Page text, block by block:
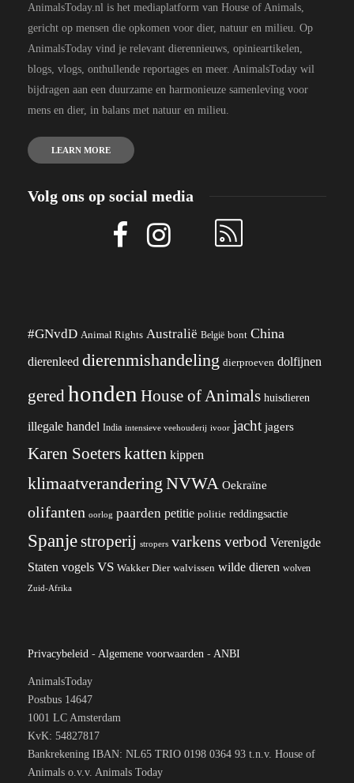
AnimalsToday.nl is het mediaplatform van House of Animals,
gericht op mensen die opkomen voor dier, natuur en milieu. Op
AnimalsToday vind je relevant dierennieuws, opinieartikelen,
blogs, vlogs, onthullende reportages en meer. AnimalsToday wil
bijdragen aan een duurzame en harmonieuze samenleving voor
mens en dier, in balans met natuur en milieu.
LEARN MORE
Volg ons op social media
#GNvdD Animal Rights Australië België bont China
dierenleed dierenmishandeling dierproeven dolfijnen
geredhonden House of Animals huisdieren
illegale handel India intensieve veehouderij ivoor jacht jagers
Karen Soeterskatten kippen
klimaatverandering NVWA Oekraïne
olifanten oorlog paarden petitie politie reddingsactie
Spanjestroperij stropers varkens verbod Verenigde
Staten vogels VS Wakker Dier walvissen wilde dieren wolven
Zuid-Afrika
Privacybeleid - Algemene voorwaarden - ANBI
AnimalsToday
Postbus 14647
1001 LC Amsterdam
KvK: 54827817
Bankrekening IBAN: NL65 TRIO 0198 0364 93 t.n.v. House of
Animals o.v.v. Animals Today